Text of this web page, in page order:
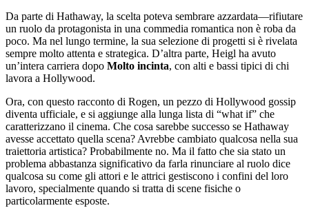
Da parte di Hathaway, la scelta poteva sembrare azzardata—rifiutare
un ruolo da protagonista in una commedia romantica non è roba da
poco. Ma nel lungo termine, la sua selezione di progetti si è rivelata
sempre molto attenta e strategica. D’altra parte, Heigl ha avuto
un’intera carriera dopo Molto incinta, con alti e bassi tipici di chi
lavora a Hollywood.
Ora, con questo racconto di Rogen, un pezzo di Hollywood gossip
diventa ufficiale, e si aggiunge alla lunga lista di “what if” che
caratterizzano il cinema. Che cosa sarebbe successo se Hathaway
avesse accettato quella scena? Avrebbe cambiato qualcosa nella sua
traiettoria artistica? Probabilmente no. Ma il fatto che sia stato un
problema abbastanza significativo da farla rinunciare al ruolo dice
qualcosa su come gli attori e le attrici gestiscono i confini del loro
lavoro, specialmente quando si tratta di scene fisiche o
particolarmente esposte.